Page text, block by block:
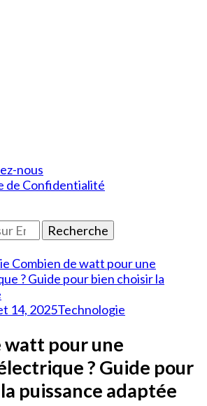
nous
de Confidentialité
Combien de watt pour une
? Guide pour bien choisir la
14, 2025Technologie
watt pour une
? Guide pour
puissance adaptée